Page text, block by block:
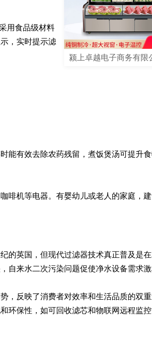
颍上卓越电子商务有限
用食品级材料
，实时提示滤
能有效去除农药残留，煮饭煲汤可提升食
啡机等电器。有婴幼儿或老人的家庭，
的英国，但现代过滤器技术真正普及是
自来水二次污染问题促使净水设备需求激
，反映了消费者对效率和生活品质的双
环保性，如可回收滤芯和物联网远程监